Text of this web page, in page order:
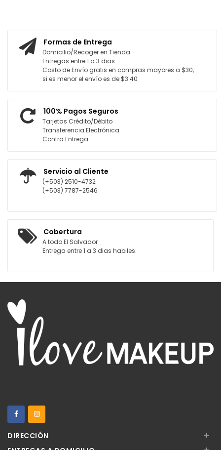
Formas de Entrega
Domicilio/Recoger en Tienda
Entregas entre 1 a 3 dias
Costo de Envío gratis en compras mayores a $30,
si es menor el envío es de $3.40
100% Pagos Seguros
Tarjetas Crédito/Débito
Transferencia Electrónica
Contra Entrega
Servicio al Cliente
(+503) 2510-4732
(+503) 7787-2546
Cobertura
A todo El Salvador
Entrega entre 1 a 3 dias habiles.
DIRECCIÓN +